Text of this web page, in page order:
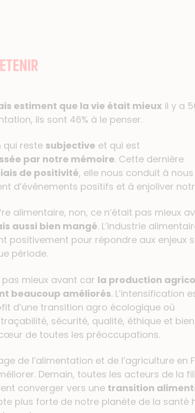
estiment que la vie était mieux il y a
ils sont 46% à le penser.
qui reste subjective et qui est
par notre mémoire. Cette dernière
de positivité, elle nous conduit à
d’événements positifs et à enjoliver
alimentaire, non, ce n’était pas mieux
aussi bien mangé. L’industrie
positivement pour répondre aux enjeux
période.
pas mieux avant car la production
beaucoup améliorés. L’intensification
d’une transition agro écologique où
sécurité, qualité, éthique et
de toutes les préoccupations.
de l’alimentation et de l’agriculture en
Demain, toutes les acteurs de la
converger vers une transition
plus forte de notre planète de la santé